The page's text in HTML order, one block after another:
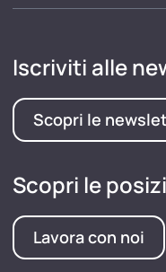
Iscriviti alle
Scopri le
Scopri le
Lavora con noi